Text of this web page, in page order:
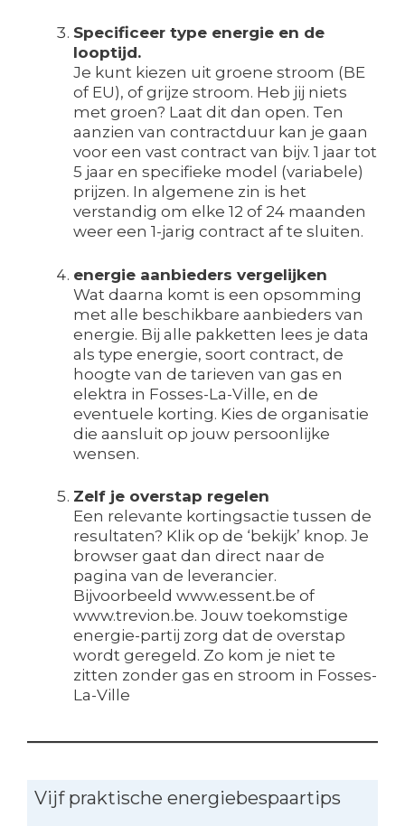
Specificeer type energie en de
looptijd.
Je kunt kiezen uit groene stroom (BE
of EU), of grijze stroom. Heb jij niets
met groen? Laat dit dan open. Ten
aanzien van contractduur kan je gaan
voor een vast contract van bijv. 1 jaar tot
5 jaar en specifieke model (variabele)
prijzen. In algemene zin is het
verstandig om elke 12 of 24 maanden
weer een 1-jarig contract af te sluiten.
energie aanbieders vergelijken
Wat daarna komt is een opsomming
met alle beschikbare aanbieders van
energie. Bij alle pakketten lees je data
als type energie, soort contract, de
hoogte van de tarieven van gas en
elektra in Fosses-La-Ville, en de
eventuele korting. Kies de organisatie
die aansluit op jouw persoonlijke
wensen.
Zelf je overstap regelen
Een relevante kortingsactie tussen de
resultaten? Klik op de ‘bekijk’ knop. Je
browser gaat dan direct naar de
pagina van de leverancier.
Bijvoorbeeld www.essent.be of
www.trevion.be. Jouw toekomstige
energie-partij zorg dat de overstap
wordt geregeld. Zo kom je niet te
zitten zonder gas en stroom in Fosses-
La-Ville
Vijf praktische energiebespaartips